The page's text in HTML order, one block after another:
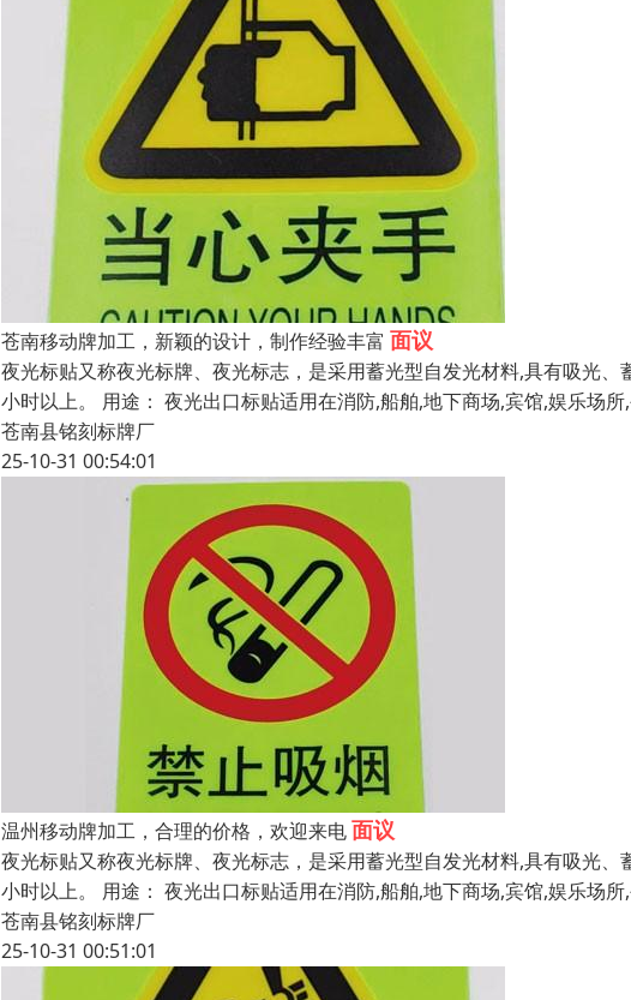
苍南移动牌加工，新颖的设计，制作经验丰富 面议
夜光标贴又称夜光标牌、夜光标志，是采用蓄光型自发光材料,具有吸光
小时以上。 用途： 夜光出口标贴适用在消防,船舶,地下商场,宾馆,娱乐场
苍南县铭刻标牌厂
25-10-31 00:54:01
温州移动牌加工，合理的价格，欢迎来电面议
夜光标贴又称夜光标牌、夜光标志，是采用蓄光型自发光材料,具有吸光
小时以上。 用途： 夜光出口标贴适用在消防,船舶,地下商场,宾馆,娱乐场
苍南县铭刻标牌厂
25-10-31 00:51:01